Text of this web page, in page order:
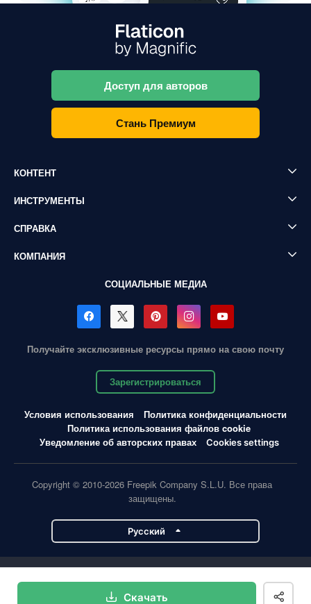
Скачать
Доступ для авторов
Стань Премиум
КОНТЕНТ
ИНСТРУМЕНТЫ
СПРАВКА
КОМПАНИЯ
СОЦИАЛЬНЫЕ МЕДИА
Получайте эксклюзивные ресурсы прямо на свою почту
Зарегистрироваться
Условия использования
Политика конфиденциальности
Политика использования файлов cookie
Уведомление об авторских правах
Cookies settings
Copyright © 2010-2026 Freepik Company S.L.U. Все права
защищены.
Pусский